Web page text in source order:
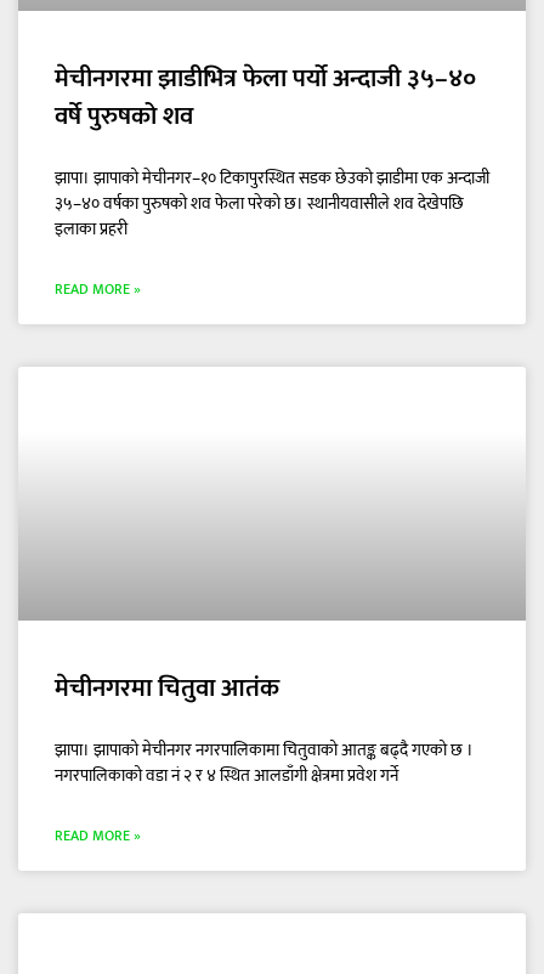
मेचीनगरमा झाडीभित्र फेला पर्यो अन्दाजी ३५–४०
वर्षे पुरुषको शव
झापा। झापाको मेचीनगर–१० टिकापुरस्थित सडक छेउको झाडीमा एक अन्दाजी
३५–४० वर्षका पुरुषको शव फेला परेको छ। स्थानीयवासीले शव देखेपछि
इलाका प्रहरी
READ MORE »
मेचीनगरमा चितुवा आतंक
झापा। झापाको मेचीनगर नगरपालिकामा चितुवाको आतङ्क बढ्दै गएको छ ।
नगरपालिकाको वडा नं २ र ४ स्थित आलडाँगी क्षेत्रमा प्रवेश गर्ने
READ MORE »